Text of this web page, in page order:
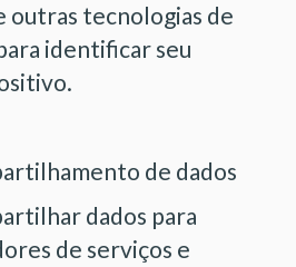
outras tecnologias de
identificar seu
de dados
dados para
de serviços e